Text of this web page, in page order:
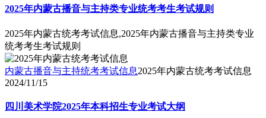
2025年内蒙古播音与主持类专业统考考生考试规则
2025年内蒙古统考考试信息,2025年内蒙古播音与主持类专业
统考考生考试规则
内蒙古播音与主持统考考试信息2025年内蒙古统考考试信息
2024/11/15
四川美术学院2025年本科招生专业考试大纲